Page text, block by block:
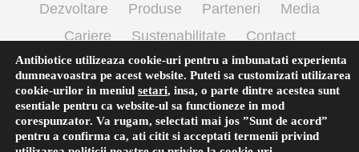
Dezvoltare
Produse Parteneri
Media
Cariere
Sustenabilitate
Contact
Termeni si conditii de utilizare
Politica cookie
Prelucrarea datelor cu caracter personal
Antibiotice utilizeaza cookie-uri pentru a imbunatati experienta
dumneavoastra pe acest website. Puteti sa customizati utilizarea
cookie-urilor in meniul setari, insa, o parte dintre acestea sunt
esentiale pentru ca website-ul sa functioneze in mod
corespunzator. Va rugam, selectati mai jos ”Sunt de acord”
pentru a confirma ca, ati citit si acceptati termenii privind
English(Engleză) Română